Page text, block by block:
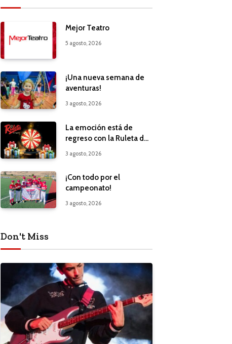
Mejor Teatro
5 agosto, 2026
¡Una nueva semana de
aventuras!
3 agosto, 2026
La emoción está de
regreso con la Ruleta de
3 agosto, 2026
¡Con todo por el
campeonato!
3 agosto, 2026
Don't Miss